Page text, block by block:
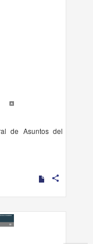
de Asuntos del
share